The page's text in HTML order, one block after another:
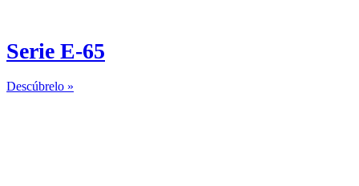
Serie E-65
Descúbrelo »